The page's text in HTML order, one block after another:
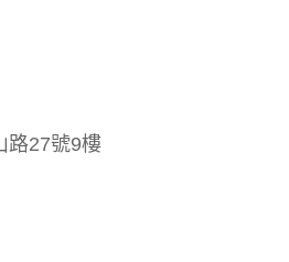
路27號9樓